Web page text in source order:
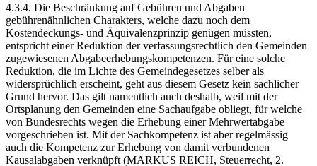
4.3.4. Die Beschränkung auf Gebühren und Abgaben
gebührenähnlichen Charakters, welche dazu noch dem
Kostendeckungs- und Äquivalenzprinzip genügen müssten,
entspricht einer Reduktion der verfassungsrechtlich den Gemeinden
zugewiesenen Abgabeerhebungskompetenzen. Für eine solche
Reduktion, die im Lichte des Gemeindegesetzes selber als
widersprüchlich erscheint, geht aus diesem Gesetz kein sachlicher
Grund hervor. Das gilt namentlich auch deshalb, weil mit der
Ortsplanung den Gemeinden eine Sachaufgabe obliegt, für welche
von Bundesrechts wegen die Erhebung einer Mehrwertabgabe
vorgeschrieben ist. Mit der Sachkompetenz ist aber regelmässig
auch die Kompetenz zur Erhebung von damit verbundenen
Kausalabgaben verknüpft (MARKUS REICH, Steuerrecht, 2.